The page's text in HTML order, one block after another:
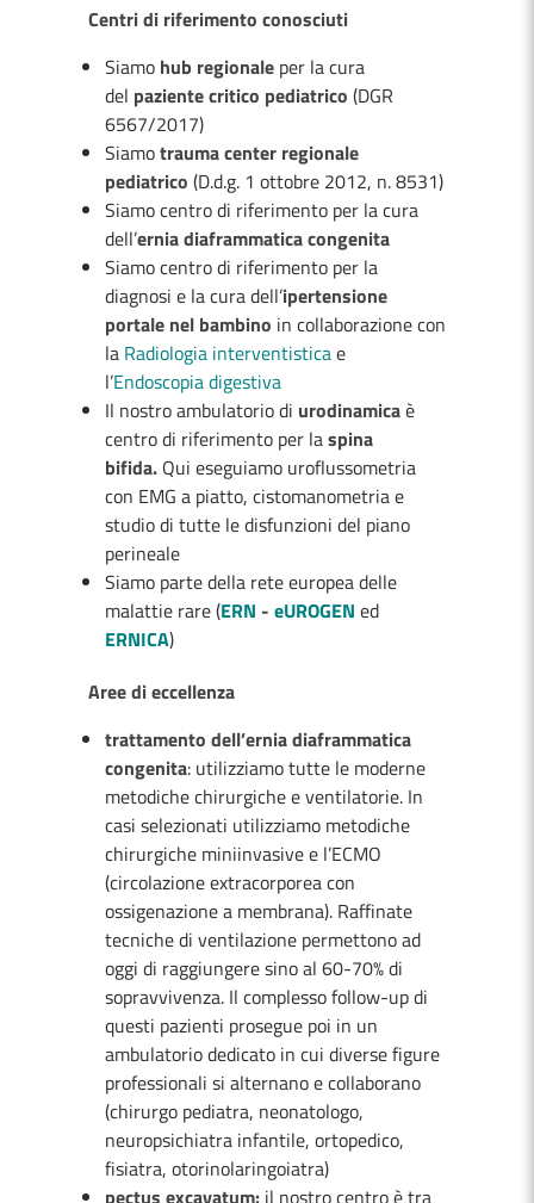
Centri di riferimento conosciuti
Siamo hub regionale per la cura
del paziente critico pediatrico (DGR
6567/2017)
Siamotrauma center regionale
pediatrico (D.d.g. 1 ottobre 2012, n. 8531)
Siamo centro di riferimento per la cura
dell’ernia diaframmatica congenita
Siamo centro di riferimento per la
diagnosi e la cura dell’ipertensione
portale nel bambino in collaborazione con
la Radiologia interventisticae
l’Endoscopia digestiva
Il nostro ambulatorio di urodinamicaè
centro di riferimento per laspina
bifida. Qui eseguiamo uroflussometria
con EMG a piatto, cistomanometria e
studio di tutte le disfunzioni del piano
perineale
Siamo parte della rete europea delle
malattie rare (ERN - eUROGEN ed
ERNICA)
Aree di eccellenza
trattamento dell’ernia diaframmatica
congenita: utilizziamo tutte le moderne
metodiche chirurgiche e ventilatorie. In
casi selezionati utilizziamo metodiche
chirurgiche miniinvasive e l’ECMO
(circolazione extracorporea con
ossigenazione a membrana). Raffinate
tecniche di ventilazione permettono ad
oggi di raggiungere sino al 60-70% di
sopravvivenza. Il complesso follow-up di
questi pazienti prosegue poi in un
ambulatorio dedicato in cui diverse figure
professionali si alternano e collaborano
(chirurgo pediatra, neonatologo,
neuropsichiatra infantile, ortopedico,
fisiatra, otorinolaringoiatra)
pectus excavatum: il nostro centro è tra